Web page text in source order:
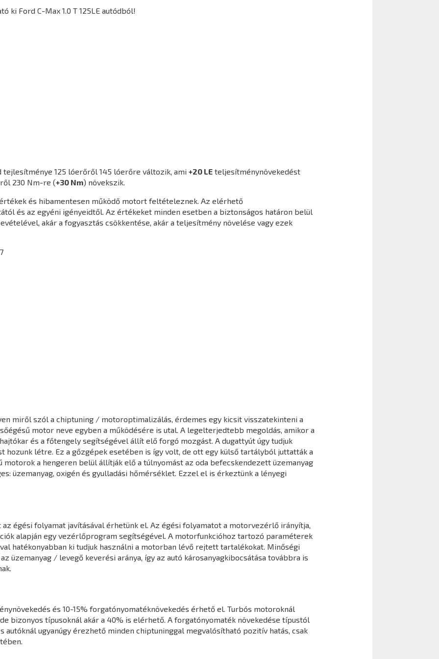
ki Ford C-Max 1.0 T 125LE autódból!
tejlesítménye 125 lóerőről 145 lóerőre változik, ami +20 LE teljesítménynövekedést
230 Nm-re (+30 Nm) növekszik.
és hibamentesen működő motort feltételeznek. Az elérhető
és az egyéni igényeidtől. Az értékeket minden esetben a biztonságos határon belül
akár a fogyasztás csökkentése, akár a teljesítmény növelése vagy ezek
miről szól a chiptuning / motoroptimalizálás, érdemes egy kicsit visszatekinteni a
motor neve egyben a működésére is utal. A legelterjedtebb megoldás, amikor a
és a főtengely segítségével állít elő forgó mozgást. A dugattyút úgy tudjuk
hozunk létre. Ez a gőzgépek esetében is így volt, de ott egy külső tartályból juttatták a
motorok a hengeren belül állítják elő a túlnyomást az oda befecskendezett üzemanyag
üzemanyag, oxigén és gyulladási hőmérséklet. Ezzel el is érkeztünk a lényegi
égési folyamat javításával érhetünk el. Az égési folyamatot a motorvezérlő irányítja,
alapján egy vezérlőprogram segítségével. A motorfunkcióhoz tartozó paraméterek
hatékonyabban ki tudjuk használni a motorban lévő rejtett tartalékokat. Minőségi
üzemanyag / levegő keverési aránya, így az autó károsanyagkibocsátása továbbra is
és 10-15% forgatónyomatéknövekedés érhető el. Turbós motoroknál
bizonyos típusoknál akár a 40% is elérhető. A forgatónyomaték növekedése típustól
autóknál ugyanúgy érezhető minden chiptuninggal megvalósítható pozitív hatás, csak